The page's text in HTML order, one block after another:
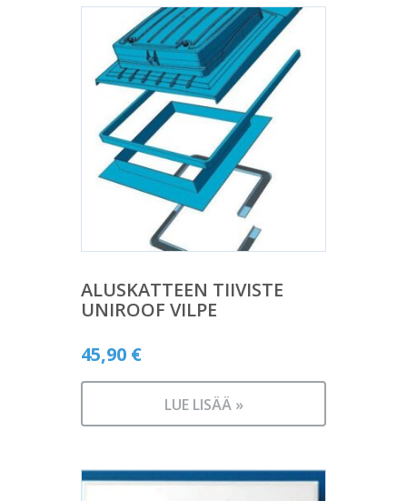
ALUSKATTEEN TIIVISTE
UNIROOF VILPE
45,90 €
LUE LISÄÄ »